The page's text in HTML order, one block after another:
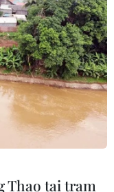
Thao tại trạm